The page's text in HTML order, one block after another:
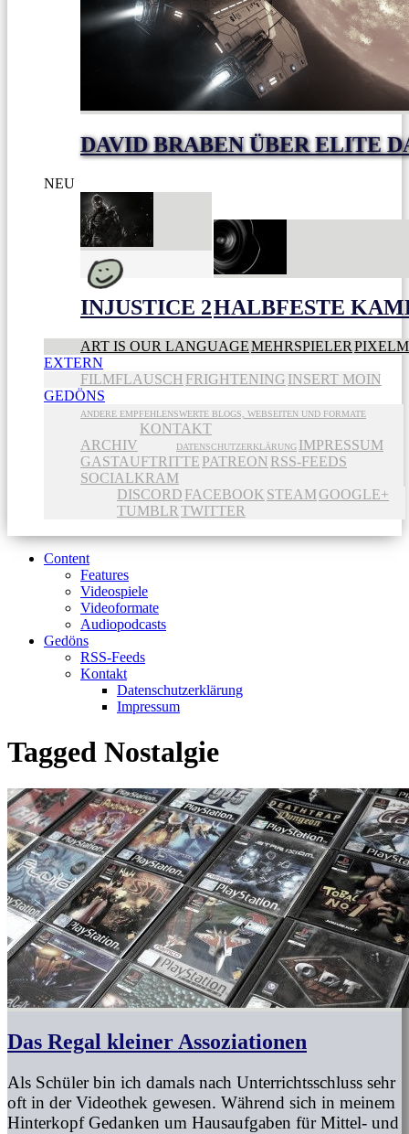
DAVID BRABEN ÜBER ELITE
NEU
INJUSTICE 2HALBFESTE
ART IS OUR LANGUAGEMEHRSPIELER
EXTERN
FILMFLAUSCH FRIGHTENING INSERT MOIN
GEDÖNS
ANDERE EMPFEHLENSWERTE BLOGS, WEBSEITEN UND FORMATE
ARCHIV
KONTAKT
DATENSCHUTZERKLÄRUNG IMPRESSUM
GASTAUFTRITTE PATREON RSS-FEEDS
SOCIALKRAM
DISCORD FACEBOOK STEAMGOOGLE+
TUMBLR TWITTER
Content
Features
Videospiele
Videoformate
Audiopodcasts
Gedöns
RSS-Feeds
Kontakt
Datenschutzerklärung
Impressum
Tagged Nostalgie
Das Regal kleiner Assoziationen
Als Schüler bin ich damals nach Unterrichtsschluss sehr
oft in der Videothek gewesen. Während sich in meinem
Hinterkopf Gedanken um Hausaufgaben für Mittel- und